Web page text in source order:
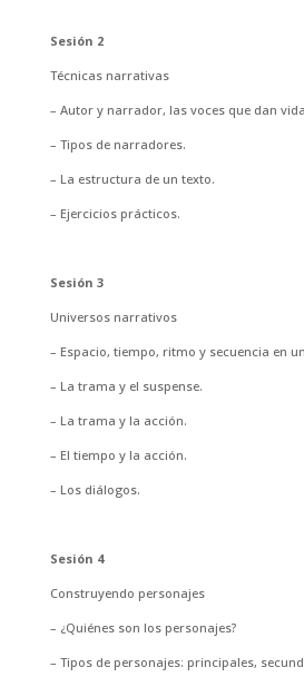
Sesión 2
Técnicas narrativas
– Autor y narrador, las voces que dan
– Tipos de narradores.
– La estructura de un texto.
– Ejercicios prácticos.
Sesión 3
Universos narrativos
– Espacio, tiempo, ritmo y secuencia en
– La trama y el suspense.
– La trama y la acción.
– El tiempo y la acción.
– Los diálogos.
Sesión 4
Construyendo personajes
– ¿Quiénes son los personajes?
– Tipos de personajes: principales,